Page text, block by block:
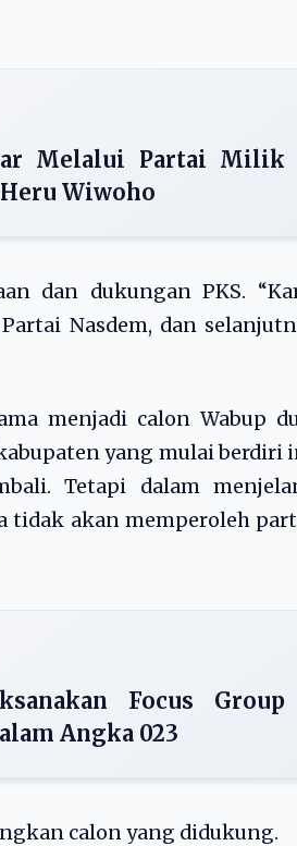
Melalui Partai Milik
Heru Wiwoho
dan dukungan PKS.
Nasdem, dan
menjadi calon Wabup
yang mulai berdiri
Tetapi dalam
tidak akan memperoleh
Focus Group
Angka 023
calon yang didukung.